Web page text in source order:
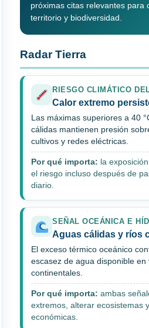
próximas citas relevantes para
territorio y biodiversidad.
Radar Tierra
RIESGO CLIMÁTICO
Calor extremo
Las máximas superiores a 40
cálidas mantienen presión
cultivos y redes eléctricas.
Por qué importa: la
el riesgo incluso después de
diario.
SEÑAL OCEÁNICA E
Aguas cálidas y ríos
El exceso térmico oceánico
escasez de agua disponible en
continentales.
Por qué importa: ambas
extremos, alterar ecosistemas
económicas.